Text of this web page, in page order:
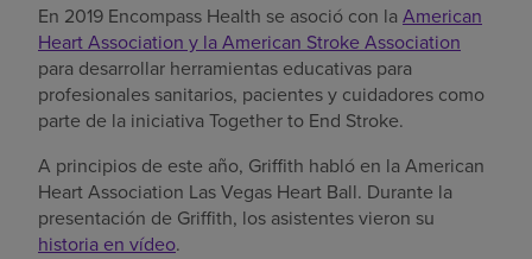
En 2019 Encompass Health se asoció con la American
Heart Association y la American Stroke Association
para desarrollar herramientas educativas para
profesionales sanitarios, pacientes y cuidadores como
parte de la iniciativa Together to End Stroke.
A principios de este año, Griffith habló en la American
Heart Association Las Vegas Heart Ball. Durante la
presentación de Griffith, los asistentes vieron su
historia en vídeo.